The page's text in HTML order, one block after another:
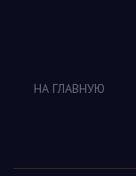
НА ГЛАВНУЮ